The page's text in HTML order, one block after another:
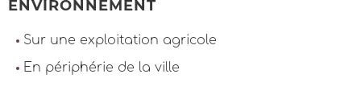
ENVIRONNEMENT
Sur une exploitation agricole
En périphérie de la ville